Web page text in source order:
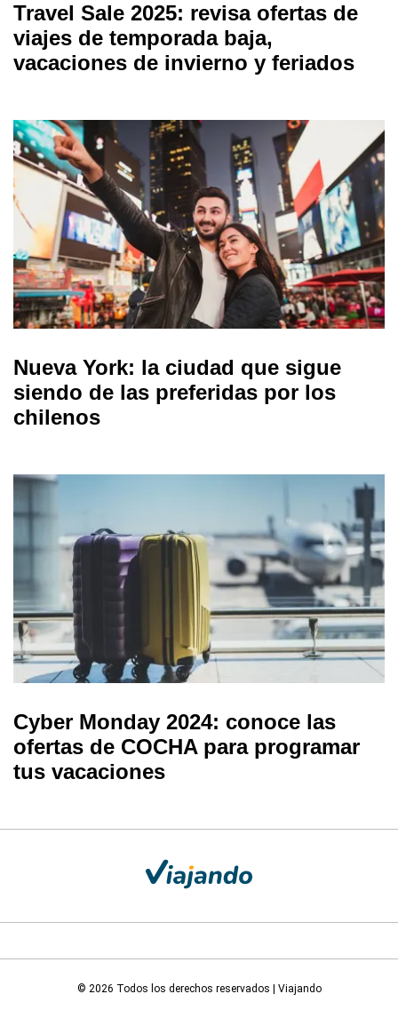
Travel Sale 2025: revisa ofertas de
viajes de temporada baja,
vacaciones de invierno y feriados
Nueva York: la ciudad que sigue
siendo de las preferidas por los
chilenos
Cyber Monday 2024: conoce las
ofertas de COCHA para programar
tus vacaciones
© 2026 Todos los derechos reservados | Viajando